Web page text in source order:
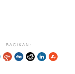
BAGIKAN: